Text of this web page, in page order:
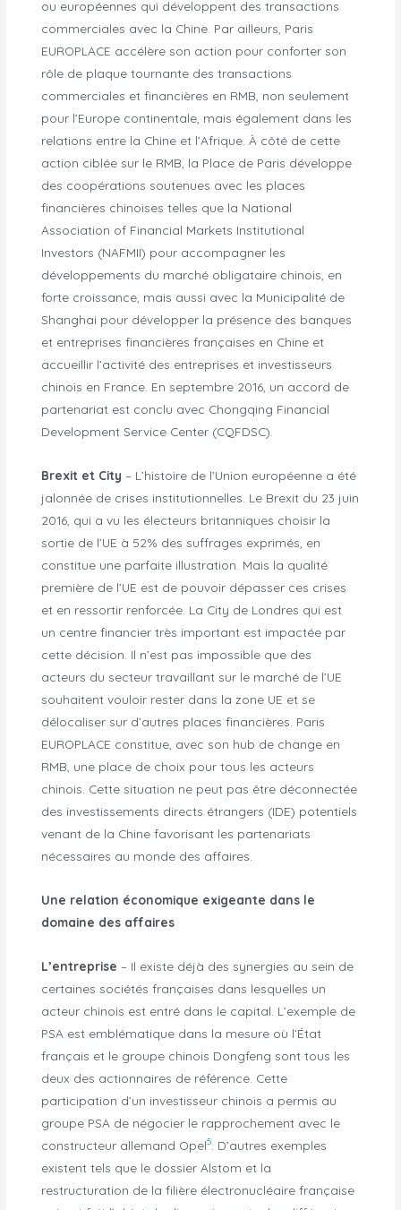
ou européennes qui développent des transactions
commerciales avec la Chine. Par ailleurs, Paris
EUROPLACE accélère son action pour conforter son
rôle de plaque tournante des transactions
commerciales et financières en RMB, non seulement
pour l’Europe continentale, mais également dans les
relations entre la Chine et l’Afrique. À côté de cette
action ciblée sur le RMB, la Place de Paris développe
des coopérations soutenues avec les places
financières chinoises telles que la National
Association of Financial Markets Institutional
Investors (NAFMII) pour accompagner les
développements du marché obligataire chinois, en
forte croissance, mais aussi avec la Municipalité de
Shanghai pour développer la présence des banques
et entreprises financières françaises en Chine et
accueillir l’activité des entreprises et investisseurs
chinois en France. En septembre 2016, un accord de
partenariat est conclu avec Chongqing Financial
Development Service Center (CQFDSC).
Brexit et City – L’histoire de l’Union européenne a été
jalonnée de crises institutionnelles. Le Brexit du 23 juin
2016, qui a vu les électeurs britanniques choisir la
sortie de l’UE à 52% des suffrages exprimés, en
constitue une parfaite illustration. Mais la qualité
première de l’UE est de pouvoir dépasser ces crises
et en ressortir renforcée. La City de Londres qui est
un centre financier très important est impactée par
cette décision. Il n’est pas impossible que des
acteurs du secteur travaillant sur le marché de l’UE
souhaitent vouloir rester dans la zone UE et se
délocaliser sur d’autres places financières. Paris
EUROPLACE constitue, avec son hub de change en
RMB, une place de choix pour tous les acteurs
chinois. Cette situation ne peut pas être déconnectée
des investissements directs étrangers (IDE) potentiels
venant de la Chine favorisant les partenariats
nécessaires au monde des affaires.
Une relation économique exigeante dans le
domaine des affaires
L’entreprise – Il existe déjà des synergies au sein de
certaines sociétés françaises dans lesquelles un
acteur chinois est entré dans le capital. L’exemple de
PSA est emblématique dans la mesure où l’État
français et le groupe chinois Dongfeng sont tous les
deux des actionnaires de référence. Cette
participation d’un investisseur chinois a permis au
groupe PSA de négocier le rapprochement avec le
constructeur allemand Opel5
. D’autres exemples
existent tels que le dossier Alstom et la
restructuration de la filière électronucléaire française